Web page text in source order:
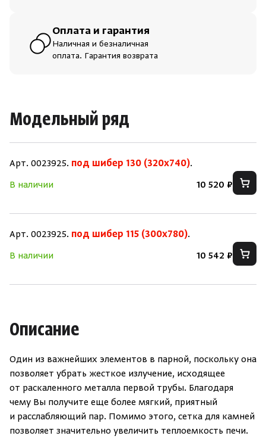
Оплата и гарантия
Наличная и безналичная
оплата. Гарантия возврата
Модельный ряд
Арт. 0023925. под шибер 130 (320х740).
В наличии
10 520 ₽
Арт. 0023925. под шибер 115 (300x780).
В наличии
10 542 ₽
Описание
Один из важнейших элементов в парной, поскольку она
позволяет убрать жесткое излучение, исходящее
от раскаленного металла первой трубы. Благодаря
чему Вы получите еще более мягкий, приятный
и расслабляющий пар. Помимо этого, сетка для камней
позволяет значительно увеличить теплоемкость печи.
На главную